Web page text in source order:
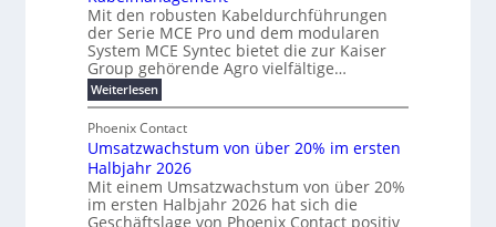
r
u
n
g
b
r
a
u
c
h
n
e
r
g
y
H
u
b
f
ü
r
c
k
e
l
t
N
H
-
S
i
o
r
d
b
e
t
e
i
l
i
g
Mit den robusten Kabeldurchführungen
der Serie MCE Pro und dem modularen
System MCE Syntec bietet die zur Kaiser
Group gehörende Agro vielfältige…
Weiterlesen:
M
h
r
f
a
c
h
Phoenix Contact
Umsatzwachstum von über 20% im ersten
Halbjahr 2026
Mit einem Umsatzwachstum von über 20%
im ersten Halbjahr 2026 hat sich die
Geschäftslage von Phoenix Contact positiv